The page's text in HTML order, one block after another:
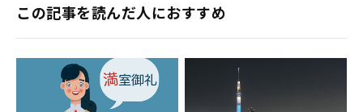
この記事を読んだ人におすすめ